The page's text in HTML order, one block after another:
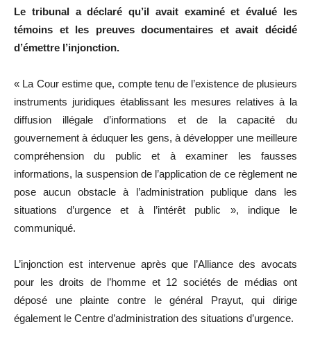
Le tribunal a déclaré qu’il avait examiné et évalué les
témoins et les preuves documentaires et avait décidé
d’émettre l’injonction.
« La Cour estime que, compte tenu de l’existence de plusieurs
instruments juridiques établissant les mesures relatives à la
diffusion illégale d’informations et de la capacité du
gouvernement à éduquer les gens, à développer une meilleure
compréhension du public et à examiner les fausses
informations, la suspension de l’application de ce règlement ne
pose aucun obstacle à l’administration publique dans les
situations d’urgence et à l’intérêt public », indique le
communiqué.
L’injonction est intervenue après que l’Alliance des avocats
pour les droits de l’homme et 12 sociétés de médias ont
déposé une plainte contre le général Prayut, qui dirige
également le Centre d’administration des situations d’urgence.